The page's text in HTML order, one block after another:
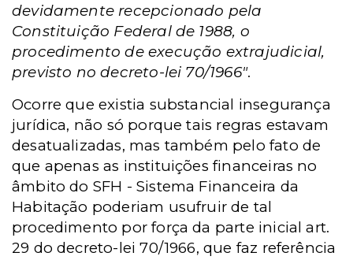
devidamente recepcionado pela
Constituição Federal de 1988, o
procedimento de execução extrajudicial,
previsto no decreto-lei 70/1966".
Ocorre que existia substancial insegurança
jurídica, não só porque tais regras estavam
desatualizadas, mas também pelo fato de
que apenas as instituições financeiras no
âmbito do SFH - Sistema Financeira da
Habitação poderiam usufruir de tal
procedimento por força da parte inicial art.
29 do decreto-lei 70/1966, que faz referência